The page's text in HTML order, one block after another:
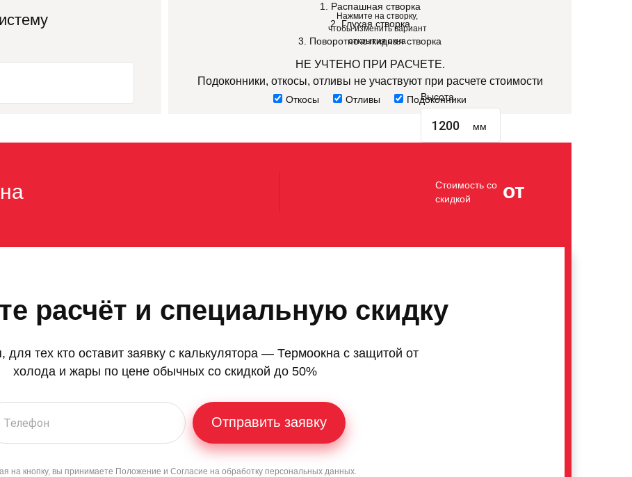
Высота
мм
Нажмите на створку,
чтобы изменить вариант
открытия окна
1. Распашная створка
2. Глухая створка
3. Поворотно-откидная створка
НЕ УЧТЕНО ПРИ РАСЧЕТЕ.
Подоконники, откосы, отливы не участвуют при расчете стоимости
Откосы Отливы Подоконники
Стоимость со
скидкой
от
расчёт и специальную скидку
для тех кто оставит заявку с калькулятора — Термоокна с защитой от
холода и жары по цене обычных со скидкой до 50%
Отправить заявку
на кнопку, вы принимаете Положение иСогласие на обработку персональных данных.